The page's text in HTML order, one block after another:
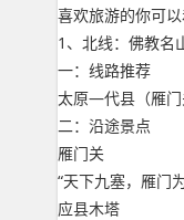
喜欢旅游的你可以
1、北线：佛教名
一：线路推荐
太原—代县（雁
二：沿途景点
雁门关
“天下九塞，雁门
应县木塔